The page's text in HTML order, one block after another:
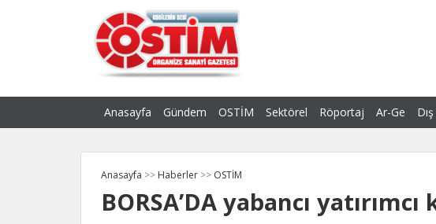
Anasayfa Gündem OSTİM Sektörel Röportaj Ar-Ge
Anasayfa >> Haberler >> OSTİM
BORSA’DA yabancı